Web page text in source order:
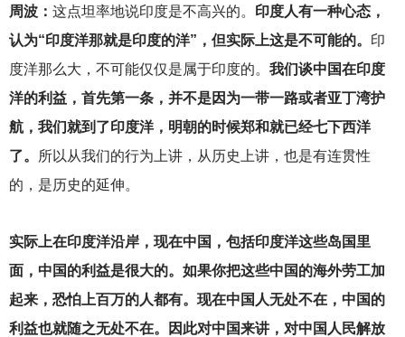
周波： 这点坦率地说印度是不高兴的。 印度人有一种心态，
认为“印度洋那就是印度的洋”，但实际上这是不可能的。 印
度洋那么大，不可能仅仅是属于印度的。 我们谈中国在印度
洋的利益，首先第一条，并不是因为一带一路或者亚丁湾护
航，我们就到了印度洋，明朝的时候郑和就已经七下西洋
了。
所以从我们的行为上讲，从历史上讲，也是有连贯性
的，是历史的延伸。
实际上在印度洋沿岸，现在中国，包括印度洋这些岛国里
面，中国的利益是很大的。如果你把这些中国的海外劳工加
起来，恐怕上百万的人都有。现在中国人无处不在，中国的
利益也就随之无处不在。因此对中国来讲，对中国人民解放